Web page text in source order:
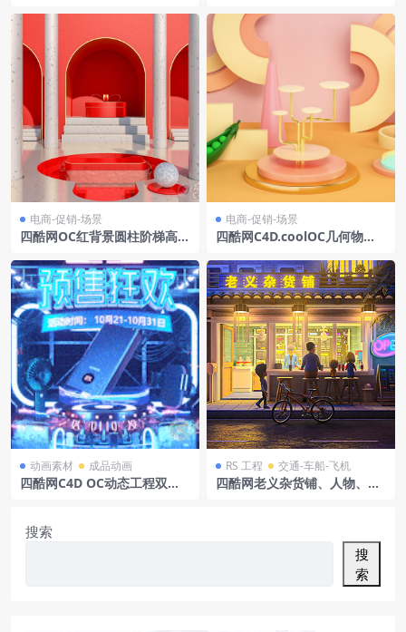
电商-促销-场景
四酷网OC红背景圆柱阶梯高端
电商-促销-场景
四酷网C4D.coolOC几何物体
工程
动画素材 成品动画
四酷网C4D OC动态工程双十
RS 工程 交通-车船-飞机
四酷网老义杂货铺、人物、自
搜索
搜
索